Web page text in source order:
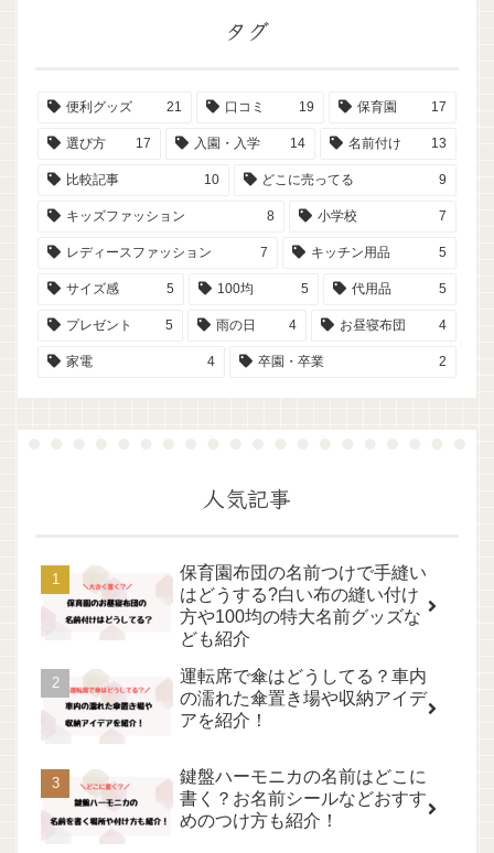
タグ
便利グッズ 21 口コミ 19 保育園 17
選び方 17 入園・入学 14 名前付け 13
比較記事 10 どこに売ってる 9
キッズファッション 8 小学校 7
レディースファッション 7 キッチン用品 5
サイズ感 5 100均 5 代用品 5
プレゼント 5 雨の日 4 お昼寝布団 4
家電 4 卒園・卒業 2
人気記事
保育園布団の名前つけで手縫い
はどうする?白い布の縫い付け
方や100均の特大名前グッズな
ども紹介
運転席で傘はどうしてる？車内
の濡れた傘置き場や収納アイデ
アを紹介！
鍵盤ハーモニカの名前はどこに
書く？お名前シールなどおすす
めのつけ方も紹介！